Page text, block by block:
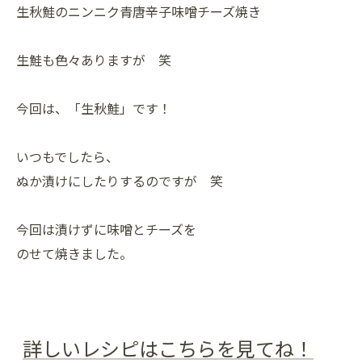
生秋鮭のニンニク青唐辛子味噌チーズ焼き
生鮭も色々ありますが 笑
今回は、「生秋鮭」です！
いつもでしたら、
ぬか漬けにしたりするのですが 笑
今回は漬けずに味噌とチーズを
のせて焼きました。
詳しいレシピはこちらを見てね！